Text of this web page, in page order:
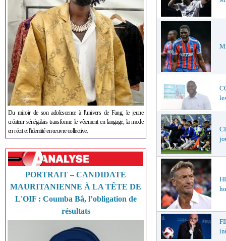
Du miroir de son adolescence à l'univers de Fang, le jeune
créateur sénégalais transforme le vêtement en langage, la mode
en récit et l'identité en œuvre collective.
PORTRAIT – CANDIDATE
MAURITANIENNE À LA TÊTE DE
L'OIF : Coumba Bâ, l’obligation de
résultats